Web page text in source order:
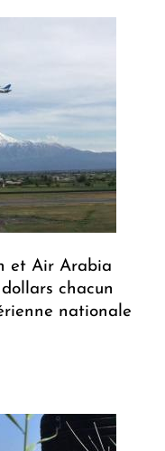
et Air Arabia
chacun
nationale